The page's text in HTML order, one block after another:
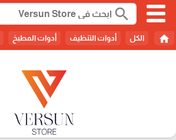
search
home الكل أدوات التنظيف أدوات المطبخ